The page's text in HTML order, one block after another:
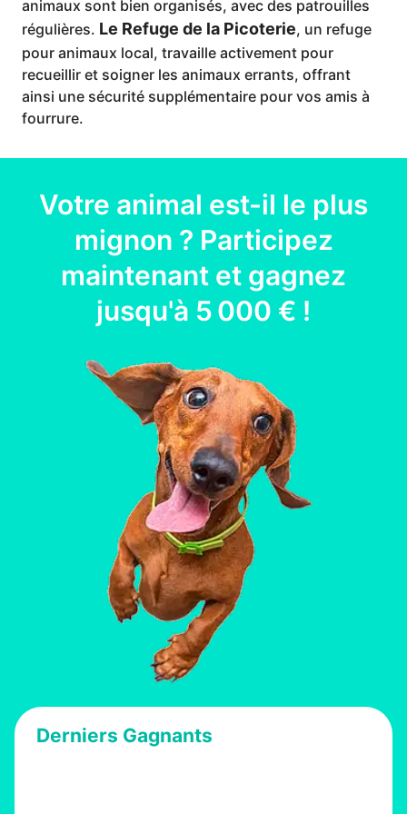
animaux sont bien organisés, avec des patrouilles
régulières. Le Refuge de la Picoterie, un refuge
pour animaux local, travaille activement pour
recueillir et soigner les animaux errants, offrant
ainsi une sécurité supplémentaire pour vos amis à
fourrure.
Votre animal est-il le plus
mignon ? Participez
maintenant et gagnez
jusqu'à 5 000 € !
Derniers Gagnants